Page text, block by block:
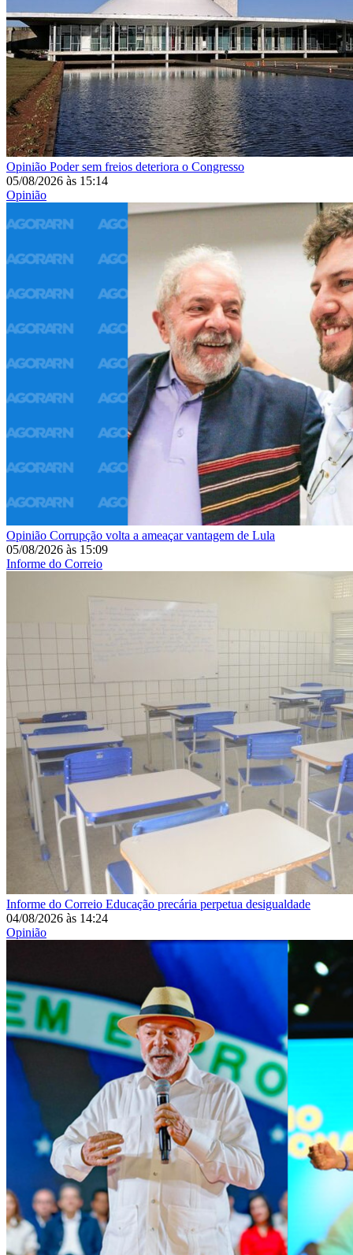
Opinião Poder sem freios deteriora o Congresso
05/08/2026 às 15:14
Opinião
Opinião Corrupção volta a ameaçar vantagem de Lula
05/08/2026 às 15:09
Informe do Correio
Informe do Correio Educação precária perpetua desigualdade
04/08/2026 às 14:24
Opinião